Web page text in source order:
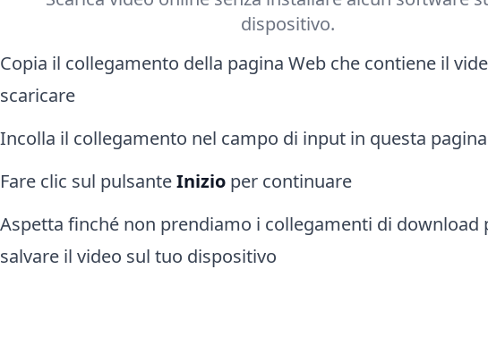
dispositivo.
Copia il collegamento della pagina Web che contiene il
scaricare
Incolla il collegamento nel campo di input in questa pagina
Fare clic sul pulsanteInizioper continuare
Aspetta finché non prendiamo i collegamenti di download
salvare il video sul tuo dispositivo